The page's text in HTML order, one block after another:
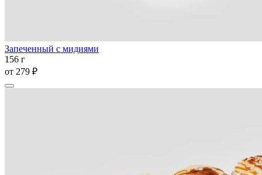
Запеченный с мидиями
156 г
от 279 ₽